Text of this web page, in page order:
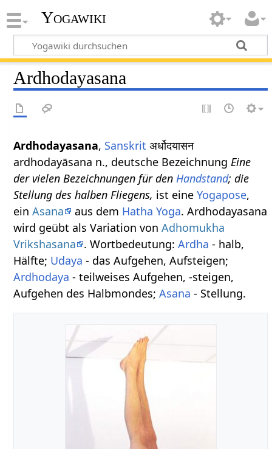
Yogawiki
Ardhodayasana
Ardhodayasana, Sanskrit अर्धोदयासन
ardhodayāsana n., deutsche BezeichnungEine
der vielen Bezeichnungen für denHandstand; die
Stellung des halben Fliegens, ist eineYogapose,
einAsana aus dem Hatha Yoga. Ardhodayasana
wird geübt als Variation vonAdhomukha
Vrikshasana
. Wortbedeutung:Ardha - halb,
Hälfte; Udaya - das Aufgehen, Aufsteigen;
Ardhodaya - teilweises Aufgehen, -steigen,
Aufgehen des Halbmondes;Asana - Stellung.